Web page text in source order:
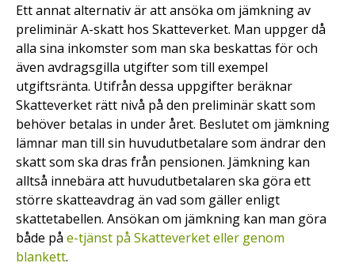
Ett annat alternativ är att ansöka om jämkning av
preliminär A-skatt hos Skatteverket. Man uppger då
alla sina inkomster som man ska beskattas för och
även avdragsgilla utgifter som till exempel
utgiftsränta. Utifrån dessa uppgifter beräknar
Skatteverket rätt nivå på den preliminär skatt som
behöver betalas in under året. Beslutet om jämkning
lämnar man till sin huvudutbetalare som ändrar den
skatt som ska dras från pensionen. Jämkning kan
alltså innebära att huvudutbetalaren ska göra ett
större skatteavdrag än vad som gäller enligt
skattetabellen. Ansökan om jämkning kan man göra
både på e-tjänst på Skatteverket eller genom
blankett.